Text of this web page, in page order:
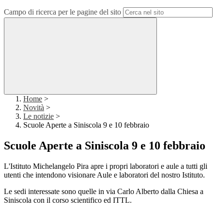
Campo di ricerca per le pagine del sito
Home >
Novità >
Le notizie >
Scuole Aperte a Siniscola 9 e 10 febbraio
Scuole Aperte a Siniscola 9 e 10 febbraio
L'Istituto Michelangelo Pira apre i propri laboratori e aule a tutti gli
utenti che intendono visionare Aule e laboratori del nostro Istituto.
Le sedi interessate sono quelle in via Carlo Alberto dalla Chiesa a
Siniscola con il corso scientifico ed ITTL.